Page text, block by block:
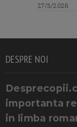
27/3/2026
DESPRE NOI
importanta
in limba